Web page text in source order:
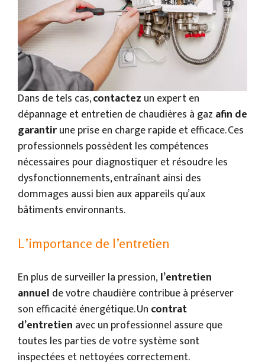
Dans de tels cas,contactez un expert en
dépannage et entretien de chaudières à gaz afin de
garantirune prise en charge rapide et efficace. Ces
professionnels possèdent les compétences
nécessaires pour diagnostiquer et résoudre les
dysfonctionnements, entraînant ainsi des
dommages aussi bien aux appareils qu’aux
bâtiments environnants.
L’importance de l’entretien
En plus de surveiller la pression,l’entretien
annuel de votre chaudière contribue à préserver
son efficacité énergétique. Un contrat
d’entretien avec un professionnel assure que
toutes les parties de votre système sont
inspectées et nettoyées correctement.